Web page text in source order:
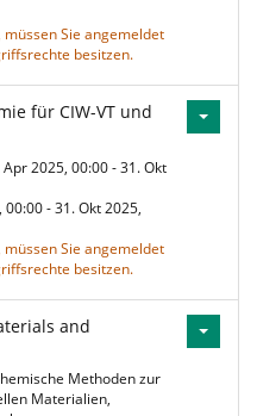
Sie angemeldet
besitzen.
für CIW-VT und
2025, 00:00 - 31. Okt
- 31. Okt 2025,
Sie angemeldet
besitzen.
and
Methoden zur
Materialien,